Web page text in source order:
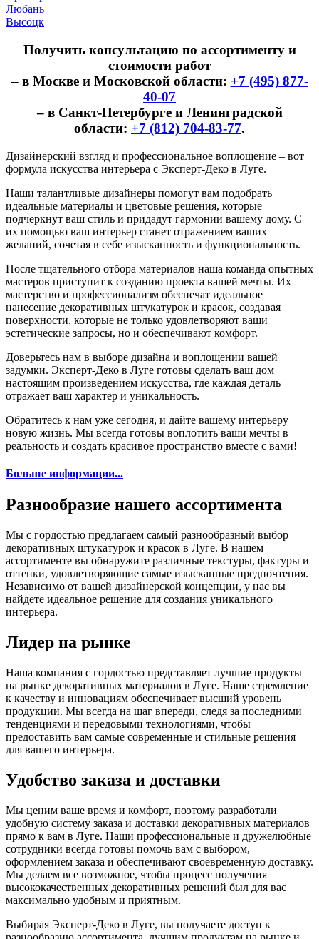
Любань
Высоцк
Получить консультацию по ассортименту и
стоимости работ
– в Москве и Московской области: +7 (495) 877-
40-07
– в Санкт-Петербурге и Ленинградской
области: +7 (812) 704-83-77.
Дизайнерский взгляд и профессиональное воплощение – вот
формула искусства интерьера с Эксперт-Деко в Луге.
Наши талантливые дизайнеры помогут вам подобрать
идеальные материалы и цветовые решения, которые
подчеркнут ваш стиль и придадут гармонии вашему дому. С
их помощью ваш интерьер станет отражением ваших
желаний, сочетая в себе изысканность и функциональность.
После тщательного отбора материалов наша команда опытных
мастеров приступит к созданию проекта вашей мечты. Их
мастерство и профессионализм обеспечат идеальное
нанесение декоративных штукатурок и красок, создавая
поверхности, которые не только удовлетворяют ваши
эстетические запросы, но и обеспечивают комфорт.
Доверьтесь нам в выборе дизайна и воплощении вашей
задумки. Эксперт-Деко в Луге готовы сделать ваш дом
настоящим произведением искусства, где каждая деталь
отражает ваш характер и уникальность.
Обратитесь к нам уже сегодня, и дайте вашему интерьеру
новую жизнь. Мы всегда готовы воплотить ваши мечты в
реальность и создать красивое пространство вместе с вами!
Больше информации...
Разнообразие нашего ассортимента
Мы с гордостью предлагаем самый разнообразный выбор
декоративных штукатурок и красок в Луге. В нашем
ассортименте вы обнаружите различные текстуры, фактуры и
оттенки, удовлетворяющие самые изысканные предпочтения.
Независимо от вашей дизайнерской концепции, у нас вы
найдете идеальное решение для создания уникального
интерьера.
Лидер на рынке
Наша компания с гордостью представляет лучшие продукты
на рынке декоративных материалов в Луге. Наше стремление
к качеству и инновациям обеспечивает высший уровень
продукции. Мы всегда на шаг впереди, следя за последними
тенденциями и передовыми технологиями, чтобы
предоставить вам самые современные и стильные решения
для вашего интерьера.
Удобство заказа и доставки
Мы ценим ваше время и комфорт, поэтому разработали
удобную систему заказа и доставки декоративных материалов
прямо к вам в Луге. Наши профессиональные и дружелюбные
сотрудники всегда готовы помочь вам с выбором,
оформлением заказа и обеспечивают своевременную доставку.
Мы делаем все возможное, чтобы процесс получения
высококачественных декоративных решений был для вас
максимально удобным и приятным.
Выбирая Эксперт-Деко в Луге, вы получаете доступ к